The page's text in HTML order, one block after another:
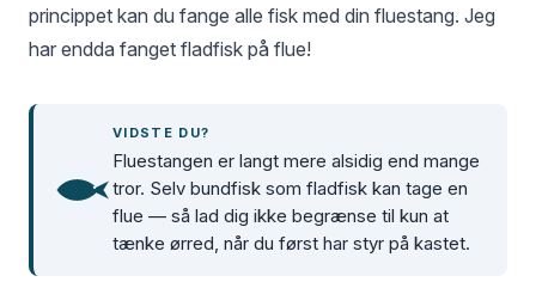
princippet kan du fange alle fisk med din fluestang. Jeg
har endda fanget fladfisk på flue!
VIDSTE DU?
Fluestangen er langt mere alsidig end mange
tror. Selv bundfisk som fladfisk kan tage en
flue — så lad dig ikke begrænse til kun at
tænke ørred, når du først har styr på kastet.